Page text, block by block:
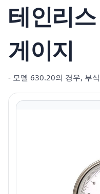
테인리
게이지
- 모델 630.20의 경우, 부